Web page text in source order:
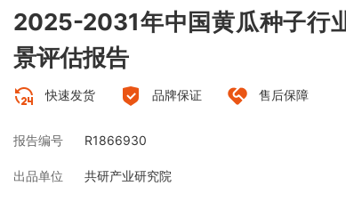
2025-2031年中国黄瓜种子行
景评估报告
快速发货 品牌保证 售后保障
报告编号 R1866930
出品单位 共研产业研究院